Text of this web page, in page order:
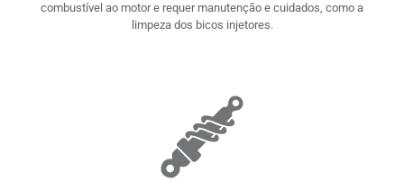
combustível ao motor e requer manutenção e cuidados, como a
limpeza dos bicos injetores.